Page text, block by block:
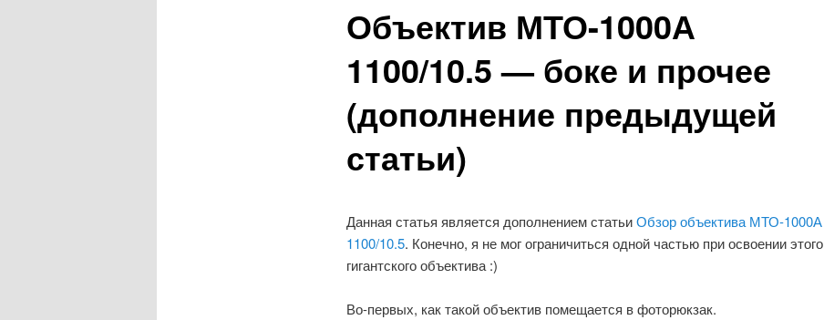
Объектив МТО-1000А
1100/10.5 — боке и прочее
(дополнение предыдущей
статьи)
Данная статья является дополнением статьиОбзор объектива МТО-1000А
1100/10.5. Конечно, я не мог ограничиться одной частью при освоении этого
гигантского объектива :)
Во-первых, как такой объектив помещается в фоторюкзак.